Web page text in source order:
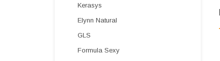
Kerasys
Elynn Natural
GLS
Formula Sexy